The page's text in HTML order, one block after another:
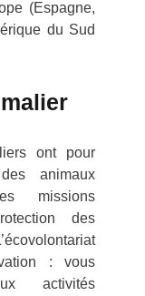
(Espagne,
du Sud
ont pour
animaux
missions
des
: vous
activités